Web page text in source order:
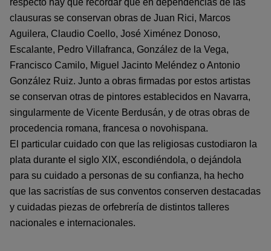
respecto hay que recordar que en dependencias de las
clausuras se conservan obras de Juan Rici, Marcos
Aguilera, Claudio Coello, José Ximénez Donoso,
Escalante, Pedro Villafranca, González de la Vega,
Francisco Camilo, Miguel Jacinto Meléndez o Antonio
González Ruiz. Junto a obras firmadas por estos artistas
se conservan otras de pintores establecidos en Navarra,
singularmente de Vicente Berdusán, y de otras obras de
procedencia romana, francesa o novohispana.
El particular cuidado con que las religiosas custodiaron la
plata durante el siglo XIX, escondiéndola, o dejándola
para su cuidado a personas de su confianza, ha hecho
que las sacristías de sus conventos conserven destacadas
y cuidadas piezas de orfebrería de distintos talleres
nacionales e internacionales.